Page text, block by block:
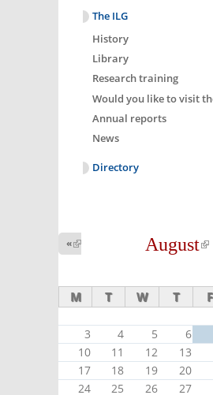
The ILG
History
Library
Research training
Would you like to visit
Annual reports
News
Directory
August
«
external)
M T W T F
3
4 5 6
10
11 12 13
17
18 19 20
24
25 26 27